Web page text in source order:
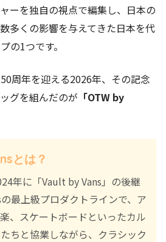
ーを独自の視点で編集し、日本の
多くの影響を与えてきた日本を代
の1つです。
周年を迎える2026年、その記念
グを組んだのが 「OTW by
とは？
年に「Vault by Vans」の後継
最上級プロダクトラインで、ア
、スケートボードといったカル
ちと協業しながら、クラシック